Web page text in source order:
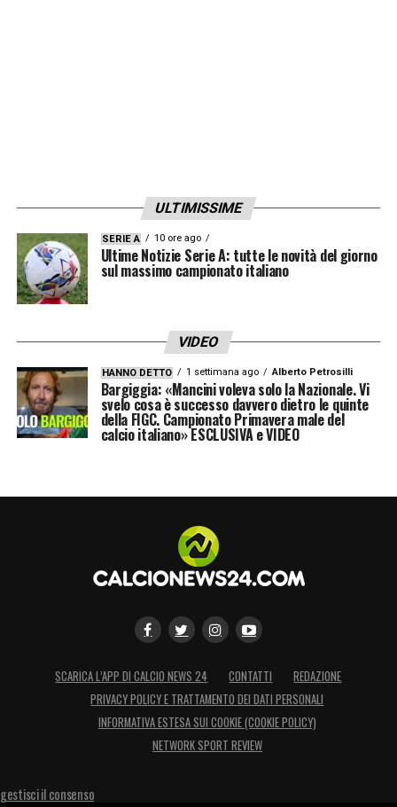
ULTIMISSIME
SERIE A 10 ore ago
Ultime Notizie Serie A: tutte le novità del giorno
sul massimo campionato italiano
VIDEO
HANNO DETTO 1 settimana ago Alberto Petrosilli
Bargiggia: «Mancini voleva solo la Nazionale. Vi
svelo cosa è successo davvero dietro le quinte
della FIGC. Campionato Primavera male del
calcio italiano» ESCLUSIVA e VIDEO
SCARICA L’APP DI CALCIO NEWS 24 CONTATTI
REDAZIONE
PRIVACY POLICY E TRATTAMENTO DEI DATI PERSONALI
INFORMATIVA ESTESA SUI COOKIE (COOKIE POLICY)
NETWORK SPORT REVIEW
gestisci il consenso